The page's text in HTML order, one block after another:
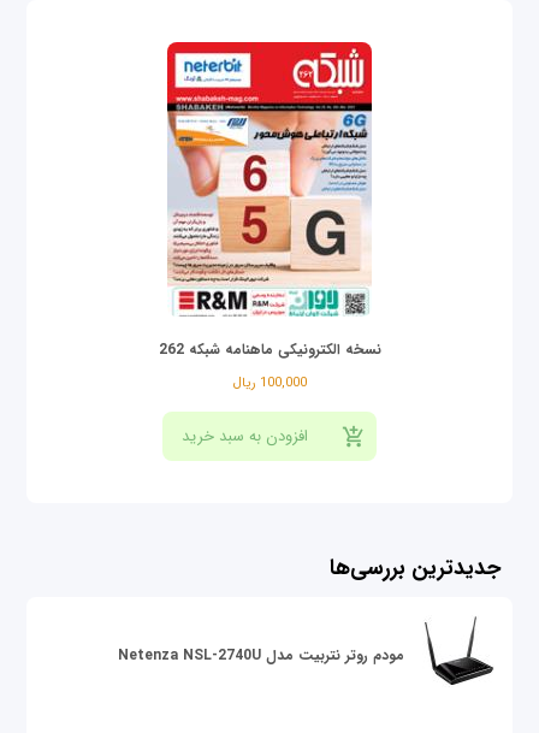
نسخه الکترونیکی ماهنامه شبکه 262
100,000 ریال
جدیدترین بررسی‌ها
مودم روتر نتربیت مدل Netenza NSL-2740U